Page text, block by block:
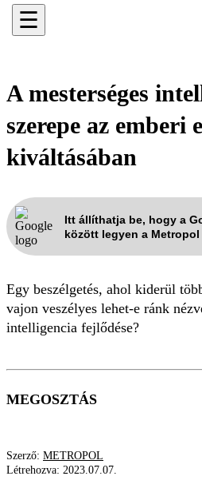
☰
A mesterséges
szerepe az emberi
kiváltásában
Itt állíthatja be, hogy a
között legyen a Metropol
Egy beszélgetés, ahol kiderül
vajon veszélyes lehet-e ránk
intelligencia fejlődése?
MEGOSZTÁS
Szerző: METROPOL
Létrehozva: 2023.07.07.